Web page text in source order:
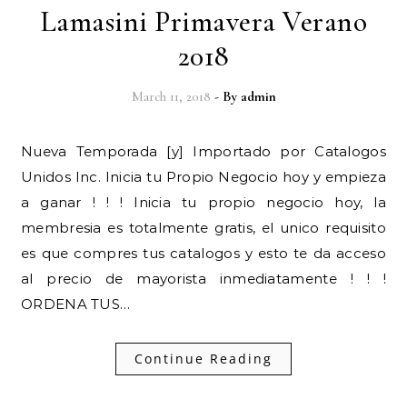
Lamasini Primavera Verano
2018
March 11, 2018 - By admin
Nueva Temporada [y] Importado por Catalogos
Unidos Inc. Inicia tu Propio Negocio hoy y empieza
a ganar ! ! ! Inicia tu propio negocio hoy, la
membresia es totalmente gratis, el unico requisito
es que compres tus catalogos y esto te da acceso
al precio de mayorista inmediatamente ! ! !
ORDENA TUS…
Continue Reading